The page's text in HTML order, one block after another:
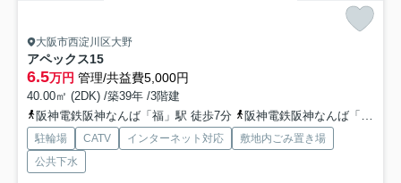
大阪市西淀川区大野
アペックス15
6.5万円 管理/共益費5,000円
40.00㎡ (2DK) /築39年 /3階建
阪神電鉄阪神なんば「福」駅 徒歩7分
阪神電鉄阪神なんば「出来島」駅 徒歩15分
駐輪場 CATV インターネット対応
敷地内ごみ置き場
公共下水